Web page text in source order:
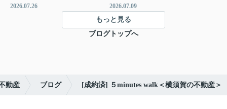
2026.07.26 2026.07.09
もっと見る
ブログトップへ
動産 ブログ [成約済] ５minutes walk＜横須賀の不動産＞